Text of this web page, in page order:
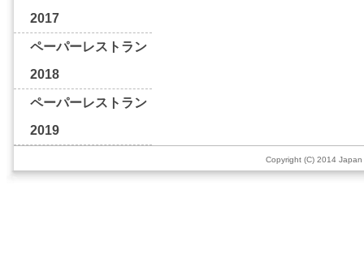
2017
ペーパーレストラン
2018
ペーパーレストラン
2019
Copyright (C) 2014